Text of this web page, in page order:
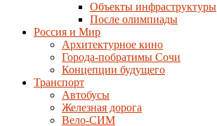
Объекты инфраструктуры
После олимпиады
Россия и Мир
Архитектурное кино
Города-побратимы Сочи
Концепции будущего
Транспорт
Автобусы
Железная дорога
Вело-СИМ